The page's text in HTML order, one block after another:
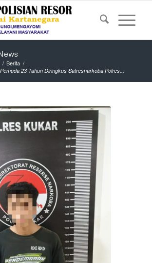
/ Berita /
23 Tahun Diringkus Satresnarkoba Polres...